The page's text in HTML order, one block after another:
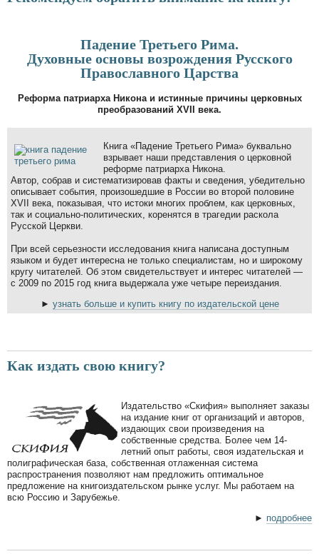
Падение Третьего Рима.
Духовные основы возрождения Русского
Православного Царства
Реформа патриарха Никона и истинные причины церковных
преобразований XVII века.
Книга «Падение Третьего Рима» буквально
взрывает наши представления о церковной
реформе патриарха Никона.
Автор, собрав и систематизировав факты и сведения, убедительно
описывает события, произошедшие в России во второй половине
XVII века, показывая, что истоки многих проблем, как церковных,
так и социально-политических, коренятся в трагедии раскола
Русской Церкви.
При всей серьезности исследования книга написана доступным
языком и будет интересна не только специалистам, но и широкому
кругу читателей. Об этом свидетельствует и интерес читателей —
с 2009 по 2015 год книга выдержала уже четыре переиздания.
► узнать больше и купить книгу по издательской цене
Как издать свою книгу?
Издательство «Скифия» выполняет заказы
на издание книг от организаций и авторов,
издающих свои произведения на
собственные средства. Более чем 14-
летний опыт работы, своя издательская и
полиграфическая база, собственная отлаженная система
распространения позволяют нам предложить оптимальное
предложение на книгоиздательском рынке услуг. Мы работаем на
всю Россию и Зарубежье.
► подробнее